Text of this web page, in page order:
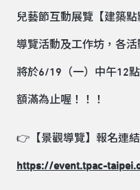
兒藝節互動展覽【建築
導覽活動及工作坊，各
將於6/19（一）中午12
額滿為止喔！！！
👉【景觀導覽】報名連結
https://event.tpac-